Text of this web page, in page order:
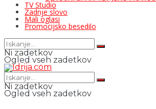
TV Studio
Zadnje slovo
Mali oglasi
Promocijsko besedilo
Ni zadetkov
Ogled vseh zadetkov
Ni zadetkov
Ogled vseh zadetkov